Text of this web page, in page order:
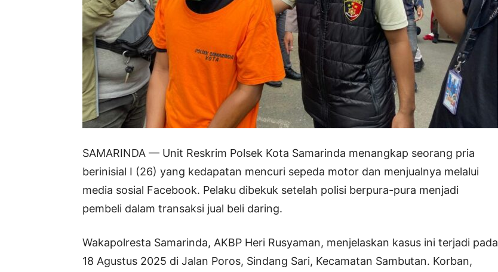
SAMARINDA — Unit Reskrim Polsek Kota Samarinda menangkap seorang pria
berinisial I (26) yang kedapatan mencuri sepeda motor dan menjualnya melalui
media sosial Facebook. Pelaku dibekuk setelah polisi berpura-pura menjadi
pembeli dalam transaksi jual beli daring.
Wakapolresta Samarinda, AKBP Heri Rusyaman, menjelaskan kasus ini terjadi pada
18 Agustus 2025 di Jalan Poros, Sindang Sari, Kecamatan Sambutan. Korban,